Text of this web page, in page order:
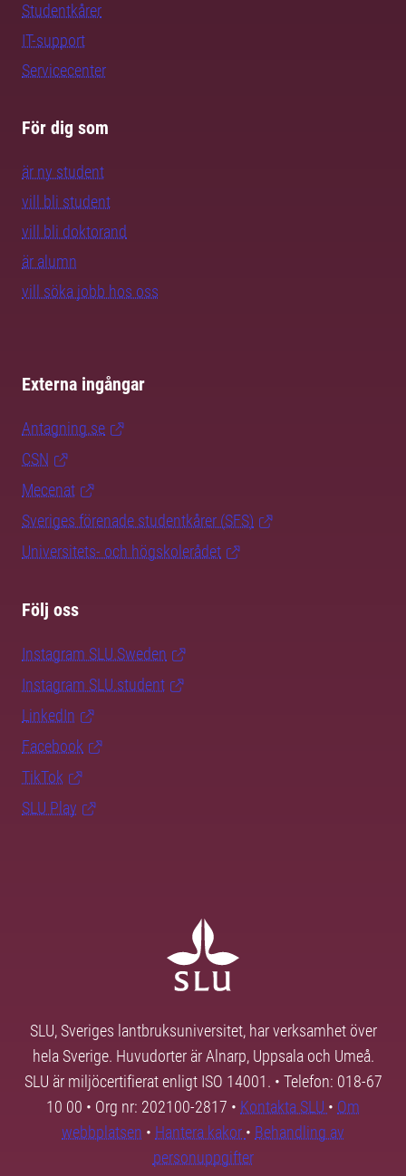
Studentkårer
IT-support
Servicecenter
För dig som
är ny student
vill bli student
vill bli doktorand
är alumn
vill söka jobb hos oss
Externa ingångar
Antagning.se
CSN
Mecenat
Sveriges förenade studentkårer (SFS)
Universitets- och högskolerådet
Följ oss
Instagram SLU.Sweden
Instagram SLU.student
LinkedIn
Facebook
TikTok
SLU Play
SLU, Sveriges lantbruksuniversitet, har verksamhet över
hela Sverige. Huvudorter är Alnarp, Uppsala och Umeå.
SLU är miljöcertifierat enligt ISO 14001. • Telefon: 018-67
10 00 • Org nr: 202100-2817 • Kontakta SLU • Om
webbplatsen • Hantera kakor • Behandling av
personuppgifter